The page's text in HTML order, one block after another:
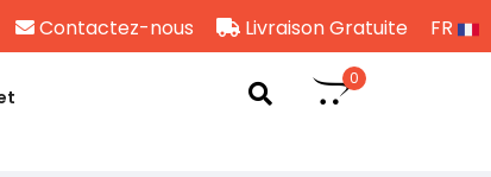
Contactez-nous Livraison Gratuite FR
0